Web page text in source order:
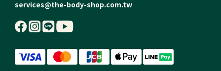
services@the-body-shop.com.tw